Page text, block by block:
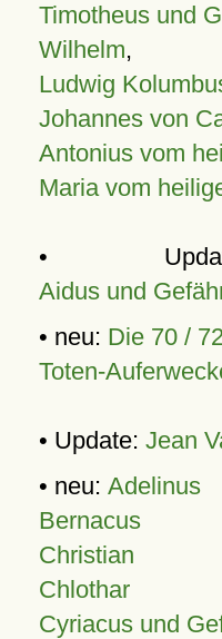
Timotheus und
Wilhelm,
Ludwig
Johannes von
Antonius vom
Maria vom
•
Aidus und
• neu: Die 70 /
Toten-
• Update: Jean
• neu: Adelinus
Bernacus
Christian
Chlothar
Cyriacus und